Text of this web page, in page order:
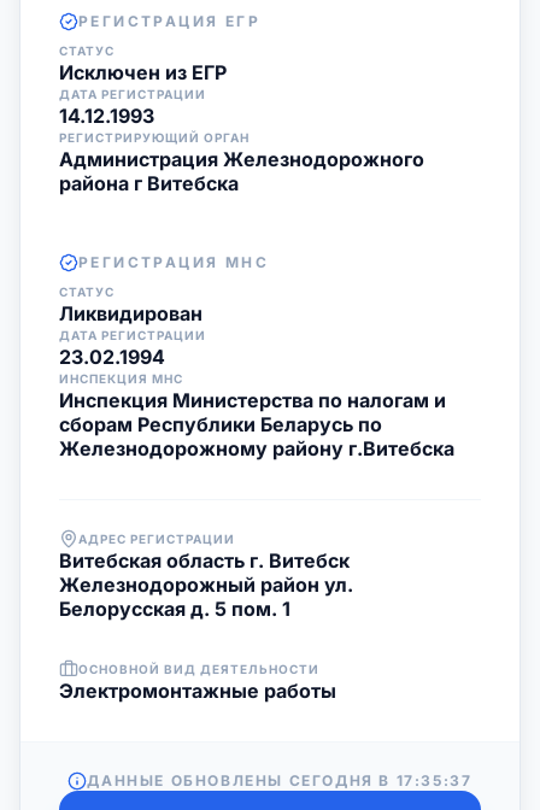
РЕГИСТРАЦИЯ ЕГР
СТАТУС
Исключен из ЕГР
ДАТА РЕГИСТРАЦИИ
14.12.1993
РЕГИСТРИРУЮЩИЙ ОРГАН
Администрация Железнодорожного
района г Витебска
РЕГИСТРАЦИЯ МНС
СТАТУС
Ликвидирован
ДАТА РЕГИСТРАЦИИ
23.02.1994
ИНСПЕКЦИЯ МНС
Инспекция Министерства по налогам и
сборам Республики Беларусь по
Железнодорожному району г.Витебска
АДРЕС РЕГИСТРАЦИИ
Витебская область г. Витебск
Железнодорожный район ул.
Белорусская д. 5 пом. 1
ОСНОВНОЙ ВИД ДЕЯТЕЛЬНОСТИ
Электромонтажные работы
ДАННЫЕ ОБНОВЛЕНЫ СЕГОДНЯ В 17:35:37